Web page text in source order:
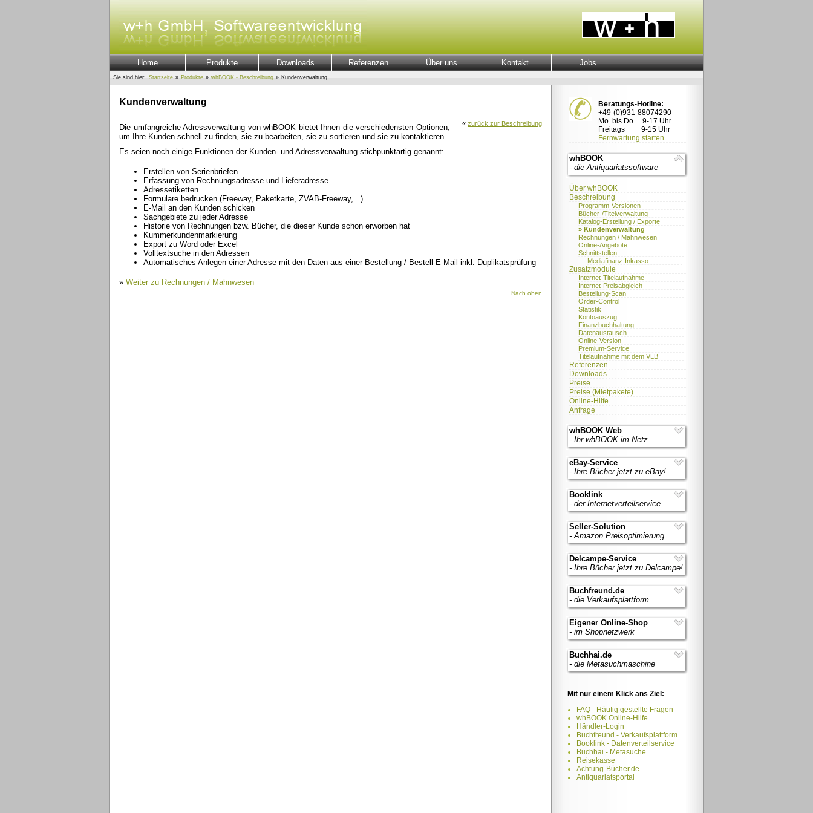
Home Produkte Downloads Referenzen Über uns Kontakt Jobs
Sie sind hier: Startseite » Produkte » whBOOK - Beschreibung » Kundenverwaltung
Kundenverwaltung
« zurück zur Beschreibung
Die umfangreiche Adressverwaltung von whBOOK bietet Ihnen die verschiedensten Optionen,
um Ihre Kunden schnell zu finden, sie zu bearbeiten, sie zu sortieren und sie zu kontaktieren.
Es seien noch einige Funktionen der Kunden- und Adressverwaltung stichpunktartig genannt:
Erstellen von Serienbriefen
Erfassung von Rechnungsadresse und Lieferadresse
Adressetiketten
Formulare bedrucken (Freeway, Paketkarte, ZVAB-Freeway,...)
E-Mail an den Kunden schicken
Sachgebiete zu jeder Adresse
Historie von Rechnungen bzw. Bücher, die dieser Kunde schon erworben hat
Kummerkundenmarkierung
Export zu Word oder Excel
Volltextsuche in den Adressen
Automatisches Anlegen einer Adresse mit den Daten aus einer Bestellung / Bestell-E-Mail inkl. Duplikatsprüfung
» Weiter zu Rechnungen / Mahnwesen
Nach oben
Beratungs-Hotline:
+49-(0)931-88074290
Mo. bis Do. 9-17 Uhr
Freitags 9-15 Uhr
Fernwartung starten
whBOOK
- die Antiquariatssoftware
Über whBOOK
Beschreibung
Programm-Versionen
Bücher-/Titelverwaltung
Katalog-Erstellung / Exporte
» Kundenverwaltung
Rechnungen / Mahnwesen
Online-Angebote
Schnittstellen
Mediafinanz-Inkasso
Zusatzmodule
Internet-Titelaufnahme
Internet-Preisabgleich
Bestellung-Scan
Order-Control
Statistik
Kontoauszug
Finanzbuchhaltung
Datenaustausch
Online-Version
Premium-Service
Titelaufnahme mit dem VLB
Referenzen
Downloads
Preise
Preise (Mietpakete)
Online-Hilfe
Anfrage
whBOOK Web
- Ihr whBOOK im Netz
eBay-Service
- Ihre Bücher jetzt zu eBay!
Booklink
- der Internetverteilservice
Seller-Solution
- Amazon Preisoptimierung
Delcampe-Service
- Ihre Bücher jetzt zu Delcampe!
Buchfreund.de
- die Verkaufsplattform
Eigener Online-Shop
- im Shopnetzwerk
Buchhai.de
- die Metasuchmaschine
Mit nur einem Klick ans Ziel:
FAQ - Häufig gestellte Fragen
whBOOK Online-Hilfe
Händler-Login
Buchfreund - Verkaufsplattform
Booklink - Datenverteilservice
Buchhai - Metasuche
Reisekasse
Achtung-Bücher.de
Antiquariatsportal